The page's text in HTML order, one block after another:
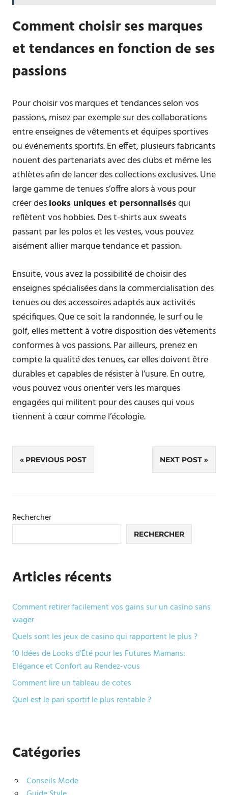
Comment choisir ses marques
et tendances en fonction de ses
passions
Pour choisir vos marques et tendances selon vos
passions, misez par exemple sur des collaborations
entre enseignes de vêtements et équipes sportives
ou événements sportifs. En effet, plusieurs fabricants
nouent des partenariats avec des clubs et même les
athlètes afin de lancer des collections exclusives. Une
large gamme de tenues s’offre alors à vous pour
créer deslooks uniques et personnalisésqui
reflètent vos hobbies. Des t-shirts aux sweats
passant par les polos et les vestes, vous pouvez
aisément allier marque tendance et passion.
Ensuite, vous avez la possibilité de choisir des
enseignes spécialisées dans la commercialisation des
tenues ou des accessoires adaptés aux activités
spécifiques. Que ce soit la randonnée, le surf ou le
golf, elles mettent à votre disposition des vêtements
conformes à vos passions. Par ailleurs, prenez en
compte la qualité des tenues, car elles doivent être
durables et capables de résister à l’usure. En outre,
vous pouvez vous orienter vers les marques
engagées qui militent pour des causes qui vous
tiennent à cœur comme l’écologie.
Navigation
de
l’article
PREVIOUS POST NEXT POST
Rechercher
RECHERCHER
Articles récents
Comment retirer facilement vos gains sur un casino sans
wager
Quels sont les jeux de casino qui rapportent le plus ?
10 Idées de Looks d’Été pour les Futures Mamans:
Elégance et Confort au Rendez-vous
Comment lire un tableau de cotes
Quel est le pari sportif le plus rentable ?
Catégories
Conseils Mode